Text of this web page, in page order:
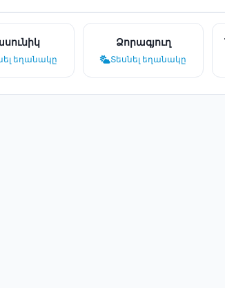
եղանակը
Ձորագյուղ
Տեսնել եղանակը